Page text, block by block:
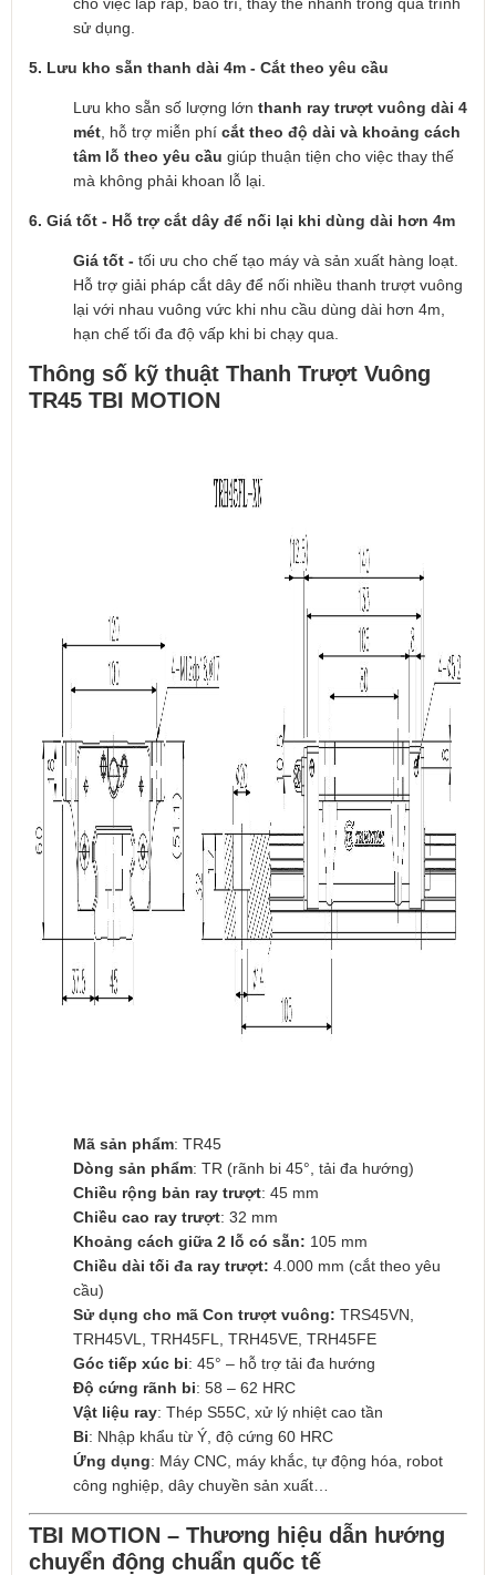
sử dụng.
5. Lưu kho sẵn thanh dài 4m - Cắt theo yêu cầu
Lưu kho sẵn số lượng lớn thanh ray trượt vuông dài 4
mét , hỗ trợ miễn phí cắt theo độ dài và khoảng cách
tâm lỗ theo yêu cầu giúp thuận tiện cho việc thay thế
mà không phải khoan lỗ lại.
6. Giá tốt - Hỗ trợ cắt dây để nối lại khi dùng dài hơn 4m
Giá tốt - tối ưu cho chế tạo máy và sản xuất hàng loạt.
Hỗ trợ giải pháp cắt dây để nối nhiều thanh trượt vuông
lại với nhau vuông vức khi nhu cầu dùng dài hơn 4m,
hạn chế tối đa độ vấp khi bi chạy qua.
Thông số kỹ thuật Thanh Trượt Vuông
TR45 TBI MOTION
Mã sản phẩm: TR45
Dòng sản phẩm: TR (rãnh bi 45°, tải đa hướng)
Chiều rộng bản ray trượt: 45 mm
Chiều cao ray trượt: 32 mm
Khoảng cách giữa 2 lỗ có sẵn: 105 mm
Chiều dài tối đa ray trượt: 4.000 mm (cắt theo yêu
cầu)
Sử dụng cho mã Con trượt vuông: TRS45VN,
TRH45VL, TRH45FL, TRH45VE, TRH45FE
Góc tiếp xúc bi: 45° – hỗ trợ tải đa hướng
Độ cứng rãnh bi: 58 – 62 HRC
Vật liệu ray: Thép S55C, xử lý nhiệt cao tần
Bi: Nhập khẩu từ Ý, độ cứng 60 HRC
Ứng dụng: Máy CNC, máy khắc, tự động hóa, robot
công nghiệp, dây chuyền sản xuất…
TBI MOTION – Thương hiệu dẫn hướng
chuyển động chuẩn quốc tế